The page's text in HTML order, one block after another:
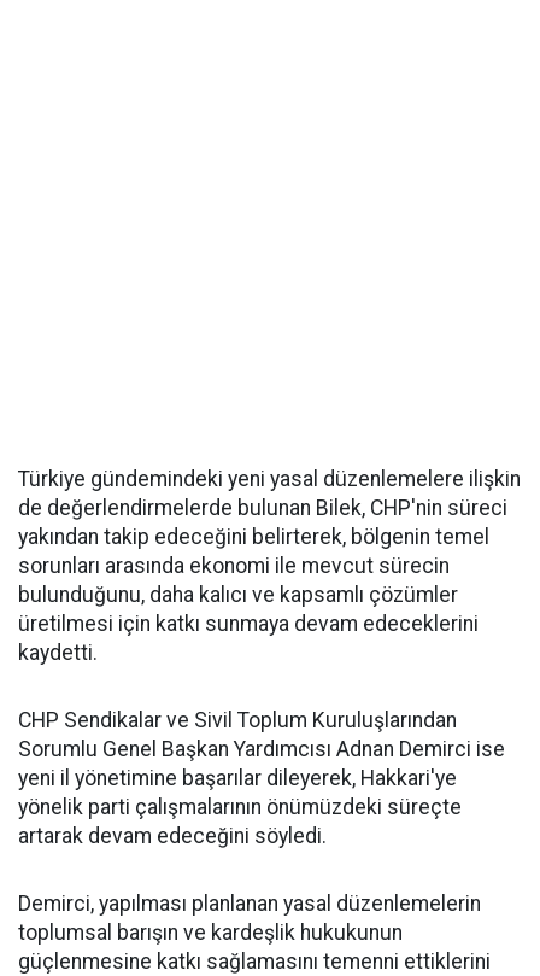
Türkiye gündemindeki yeni yasal düzenlemelere ilişkin
de değerlendirmelerde bulunan Bilek, CHP'nin süreci
yakından takip edeceğini belirterek, bölgenin temel
sorunları arasında ekonomi ile mevcut sürecin
bulunduğunu, daha kalıcı ve kapsamlı çözümler
üretilmesi için katkı sunmaya devam edeceklerini
kaydetti.
CHP Sendikalar ve Sivil Toplum Kuruluşlarından
Sorumlu Genel Başkan Yardımcısı Adnan Demirci ise
yeni il yönetimine başarılar dileyerek, Hakkari'ye
yönelik parti çalışmalarının önümüzdeki süreçte
artarak devam edeceğini söyledi.
Demirci, yapılması planlanan yasal düzenlemelerin
toplumsal barışın ve kardeşlik hukukunun
güçlenmesine katkı sağlamasını temenni ettiklerini